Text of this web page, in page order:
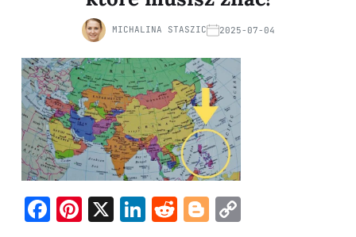
MICHALINA STASZIC 2025-07-04
F
Pi X
Li R
Bl